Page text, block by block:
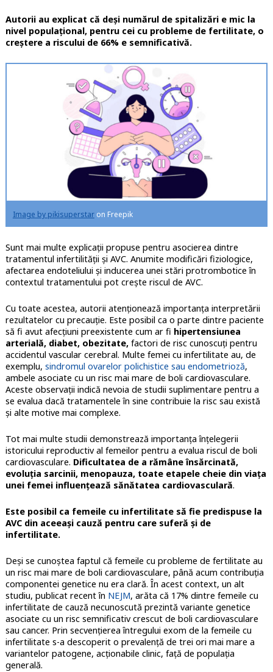
Autorii au explicat că deși numărul de spitalizări e mic la
nivel populațional, pentru cei cu probleme de fertilitate, o
creștere a riscului de 66% e semnificativă.
Image by pikisuperstaron Freepik
Sunt mai multe explicații propuse pentru asocierea dintre
tratamentul infertilității și AVC. Anumite modificări fiziologice,
afectarea endoteliului și inducerea unei stări protrombotice în
contextul tratamentului pot crește riscul de AVC.
Cu toate acestea, autorii atenționează importanța interpretării
rezultatelor cu precauție. Este posibil ca o parte dintre paciente
să fi avut afecțiuni preexistente cum ar fi hipertensiunea
arterială, diabet, obezitate,factori de risc cunoscuți pentru
accidentul vascular cerebral. Multe femei cu infertilitate au, de
exemplu, sindromul ovarelor polichistice sau endometrioză,
ambele asociate cu un risc mai mare de boli cardiovasculare.
Aceste observații indică nevoia de studii suplimentare pentru a
se evalua dacă tratamentele în sine contribuie la risc sau există
și alte motive mai complexe.
Tot mai multe studii demonstrează importanța înțelegerii
istoricului reproductiv al femeilor pentru a evalua riscul de boli
cardiovasculare. Dificultatea de a rămâne însărcinată,
evoluția sarcinii, menopauza, toate etapele cheie din viața
unei femei influențează sănătatea cardiovasculară.
Este posibil ca femeile cu infertilitate să fie predispuse la
AVC din aceeași cauză pentru care suferă și de
infertilitate.
Deși se cunoștea faptul că femeile cu probleme de fertilitate au
un risc mai mare de boli cardiovasculare, până acum contribuția
componentei genetice nu era clară. În acest context, un alt
studiu, publicat recent în NEJM, arăta că 17% dintre femeile cu
infertilitate de cauză necunoscută prezintă variante genetice
asociate cu un risc semnificativ crescut de boli cardiovasculare
sau cancer. Prin secvențierea întregului exom de la femeile cu
infertilitate s-a descoperit o prevalență de trei ori mai mare a
variantelor patogene, acționabile clinic, față de populația
generală.